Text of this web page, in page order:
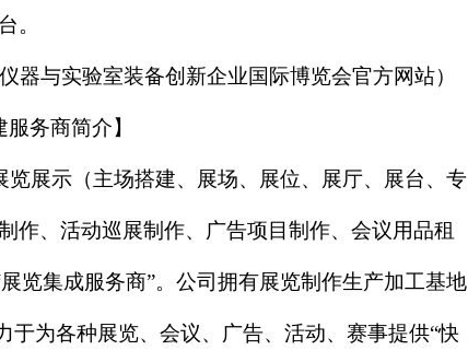
。
器与实验室装备创新企业国际博览会官方网站）
服务商简介】
览展示（主场搭建、展场、展位、展厅、展台、专
作、活动巡展制作、广告项目制作、会议用品租
览集成服务商”。公司拥有展览制作生产加工基地
为各种展览、会议、广告、活动、赛事提供“快